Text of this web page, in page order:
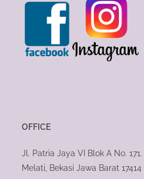
OFFICE
Jl. Patria Jaya VI Blok A No.
Melati, Bekasi Jawa Barat 17414